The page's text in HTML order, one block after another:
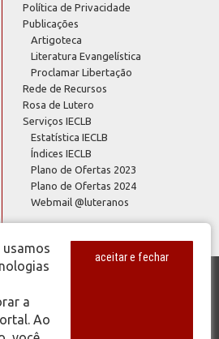
Política de Privacidade
Publicações
Artigoteca
Literatura Evangelística
Proclamar Libertação
Rede de Recursos
Rosa de Lutero
Serviços IECLB
Estatística IECLB
Índices IECLB
Plano de Ofertas 2023
Plano de Ofertas 2024
Webmail @luteranos
Direitos Reservados - IECLB - Igreja
no Brasil - Portal Luteranos -
usamos
a
Ao
aceitar e fechar